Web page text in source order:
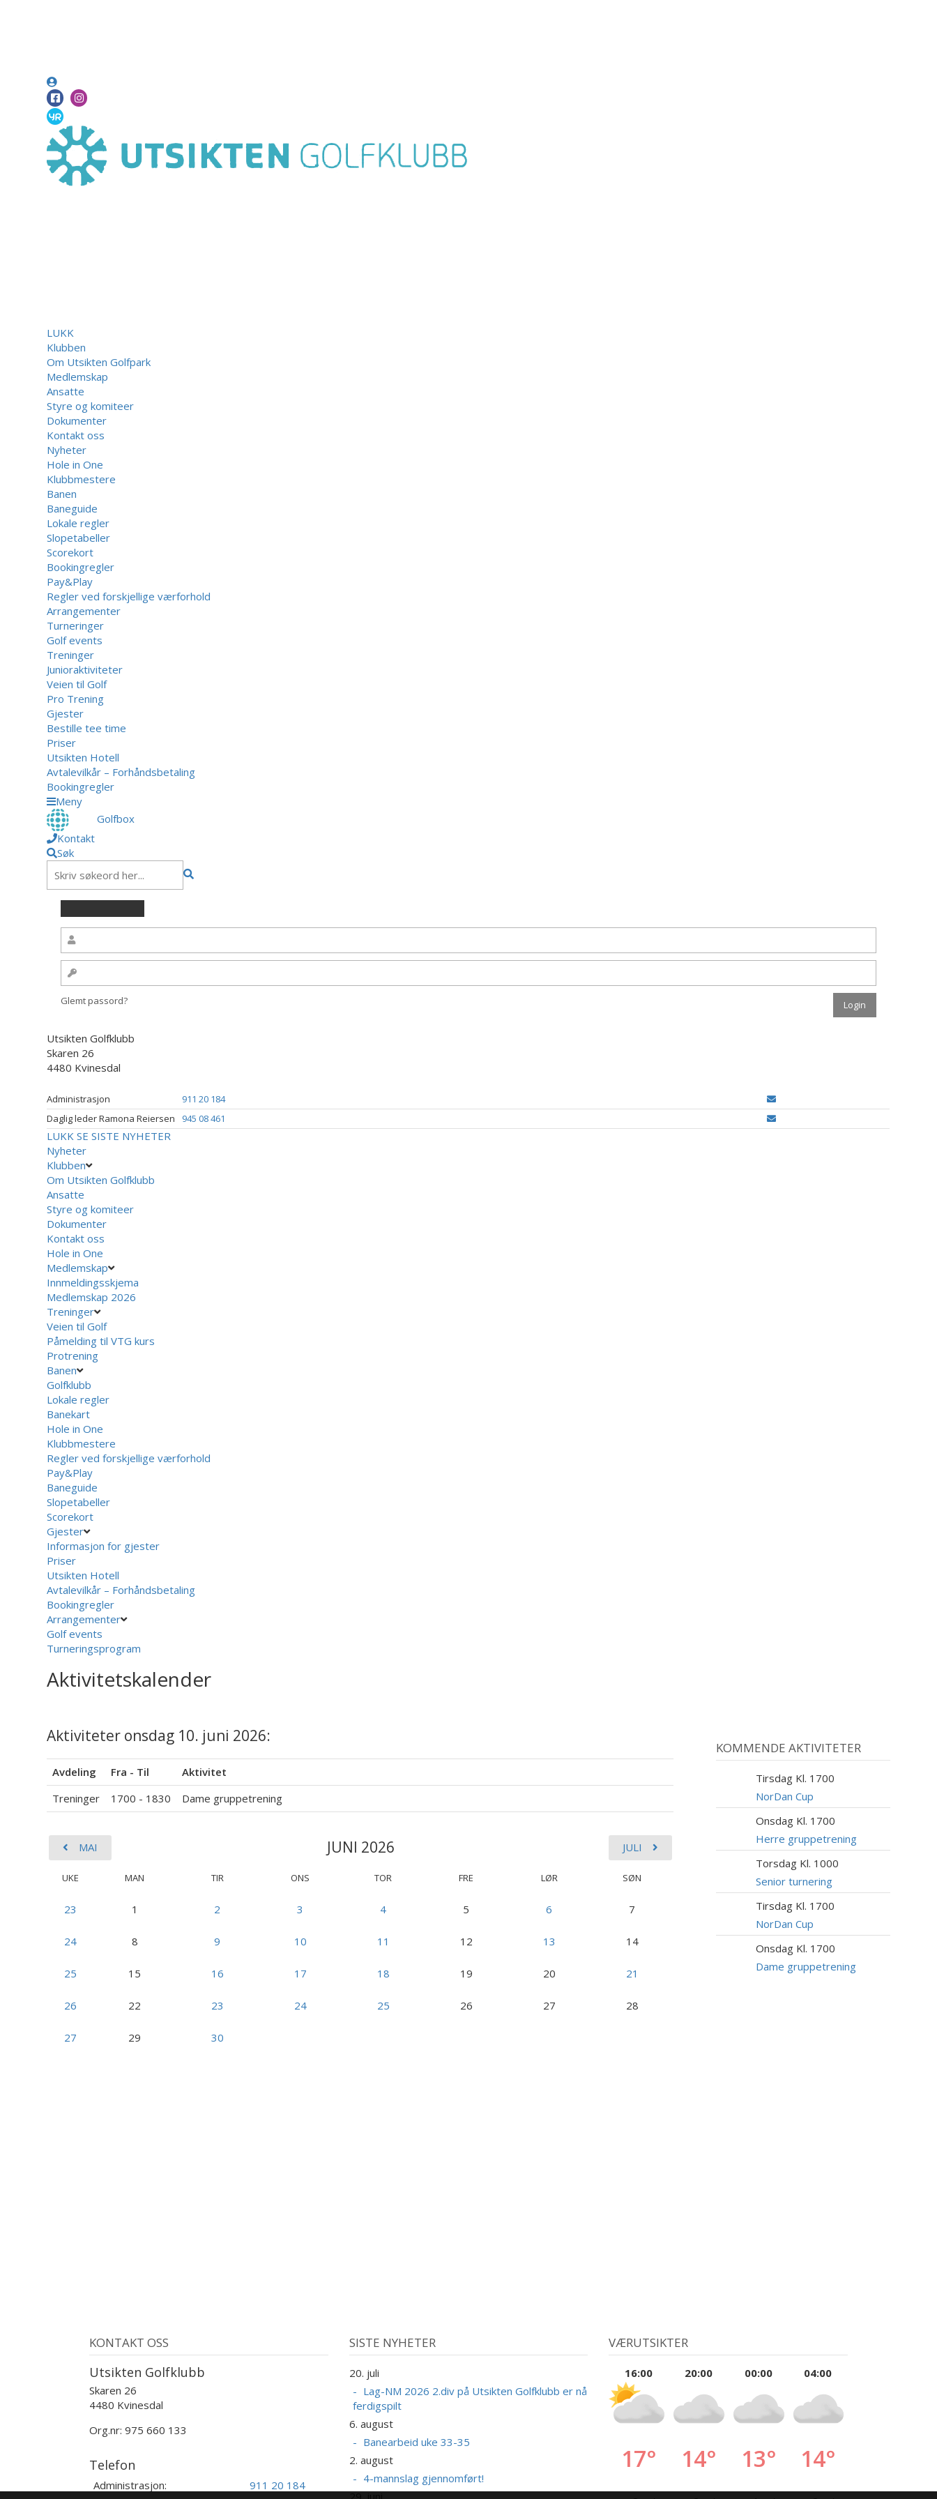
LUKK
Klubben
Om Utsikten Golfpark
Medlemskap
Ansatte
Styre og komiteer
Dokumenter
Kontakt oss
Nyheter
Hole in One
Klubbmestere
Banen
Baneguide
Lokale regler
Slopetabeller
Scorekort
Bookingregler
Pay&Play
Regler ved forskjellige værforhold
Arrangementer
Turneringer
Golf events
Treninger
Junioraktiviteter
Veien til Golf
Pro Trening
Gjester
Bestille tee time
Priser
Utsikten Hotell
Avtalevilkår – Forhåndsbetaling
Bookingregler
Meny
Golfbox
Kontakt
Søk
Glemt passord?
Utsikten Golfklubb
Skaren 26
4480 Kvinesdal
Administrasjon
911 20 184
Daglig leder Ramona Reiersen
945 08 461
LUKK SE SISTE NYHETER
Nyheter
Klubben
Om Utsikten Golfklubb
Ansatte
Styre og komiteer
Dokumenter
Kontakt oss
Hole in One
Medlemskap
Innmeldingsskjema
Medlemskap 2026
Treninger
Veien til Golf
Påmelding til VTG kurs
Protrening
Banen
Golfklubb
Lokale regler
Banekart
Hole in One
Klubbmestere
Regler ved forskjellige værforhold
Pay&Play
Baneguide
Slopetabeller
Scorekort
Gjester
Informasjon for gjester
Priser
Utsikten Hotell
Avtalevilkår – Forhåndsbetaling
Bookingregler
Arrangementer
Golf events
Turneringsprogram
Aktivitetskalender
Aktiviteter onsdag 10. juni 2026:
Avdeling Fra - Til
Aktivitet
Treninger
1700 - 1830 Dame gruppetrening
MAI JULI
JUNI 2026
UKE MAN TIR ONS TOR FRE LØR SØN
23 1 2 3 4 5 6 7
24 8 9 10 11 12 13 14
25 15 16 17 18 19 20 21
26 22 23 24 25 26 27 28
27 29 30
KOMMENDE AKTIVITETER
Tirsdag Kl. 1700
NorDan Cup
Onsdag Kl. 1700
Herre gruppetrening
Torsdag Kl. 1000
Senior turnering
Tirsdag Kl. 1700
NorDan Cup
Onsdag Kl. 1700
Dame gruppetrening
KONTAKT OSS
Utsikten Golfklubb
Skaren 26
4480 Kvinesdal
Org.nr: 975 660 133
Telefon
Administrasjon:
911 20 184
SISTE NYHETER
20. juli
Lag-NM 2026 2.div på Utsikten Golfklubb er nå
ferdigspilt
6. august
Banearbeid uke 33-35
2. august
4-mannslag gjennomført!
VÆRUTSIKTER
16:00
17°
20:00
14°
00:00
13°
04:00
14°